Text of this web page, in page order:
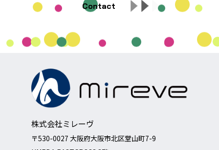
Contact
株式会社ミレーヴ
〒530-0027 大阪府大阪市北区堂山町7-9